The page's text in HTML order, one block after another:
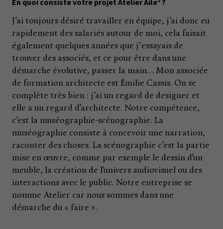
En quoi consiste votre projet Atelier Aile² ?
J’ai toujours désiré travailler en équipe, j’ai donc eu
rapidement des salariés autour de moi, cela faisait
également quelques années que j‘essayais de
trouver des associés, et ce pour être dans une
démarche évolutive, passer la main… Mon associée
de formation architecte est Émilie Cassis. On se
complète très bien : j’ai un regard de designer et
elle a un regard d’architecte. Notre compétence,
c’est la muséographie-scénographie. La
muséographie consiste à concevoir une narration,
raconter des choses. La scénographie c’est la partie
mise en œuvre, comme par exemple le dessin d’un
meuble, la création de l’univers audiovisuel ou des
interactions avec le public. Notre entreprise se
nomme Atelier car nous sommes dans une
démarche du « faire ».